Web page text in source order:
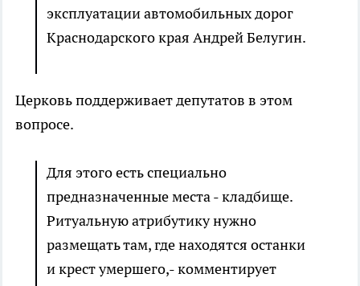
эксплуатации автомобильных дорог
Краснодарского края Андрей Белугин.
Церковь поддерживает депутатов в этом
вопросе.
Для этого есть специально
предназначенные места - кладбище.
Ритуальную атрибутику нужно
размещать там, где находятся останки
и крест умершего,- комментирует